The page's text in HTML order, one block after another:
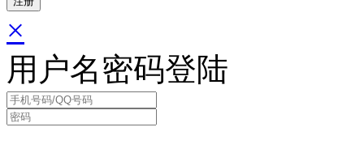
×
用户名密码登陆